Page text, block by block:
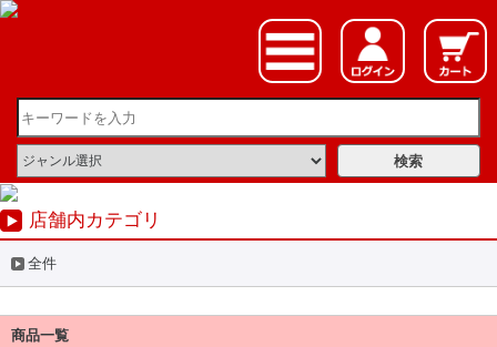
店舗内カテゴリ
全件
商品一覧